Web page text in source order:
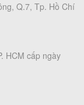
Q.7, Tp. Hồ Chí
HCM cấp ngày